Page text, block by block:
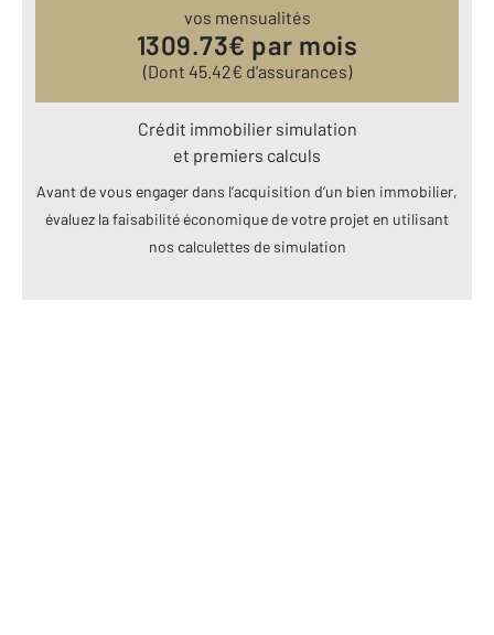
vos mensualités
1309.73€ par mois
(Dont 45.42€ d’assurances)
Crédit immobilier simulation
et premiers calculs
Avant de vous engager dans l’acquisition d’un bien immobilier,
évaluez la faisabilité économique de votre projet en utilisant
nos calculettes de simulation